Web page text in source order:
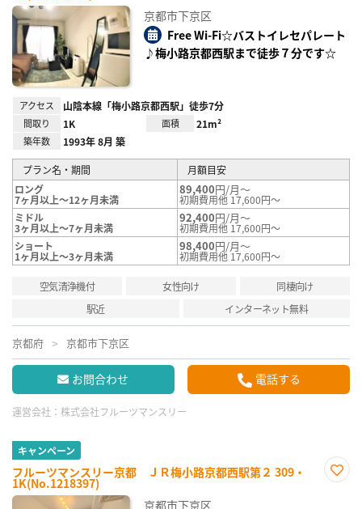
録
京都市下京区
Free Wi-Fi☆バストイレセパレート
♪梅小路京都西駅まで徒歩７分です☆
アクセス 山陰本線「梅小路京都西駅」徒歩7分
間取り 1K 面積 21m²
築年数 1993年 8月 築
プラン名・期間
月額目安
ロング
7ヶ月以上～12ヶ月未満
89,400円/月～
初期費用他 17,600円～
ミドル
3ヶ月以上～7ヶ月未満
92,400円/月～
初期費用他 17,600円～
ショート
1ヶ月以上～3ヶ月未満
98,400円/月～
初期費用他 17,600円～
空気清浄機付 女性向け
同棲向け
駅近
インターネット無料
京都府 京都市下京区
お問合わせ 電話する
運営会社： 株式会社フルーツマンスリー
キャンペーン
フルーツマンスリー京都 ＪＲ梅小路京都西駅第２ 309・
1K(No.1218397)
京都市下京区